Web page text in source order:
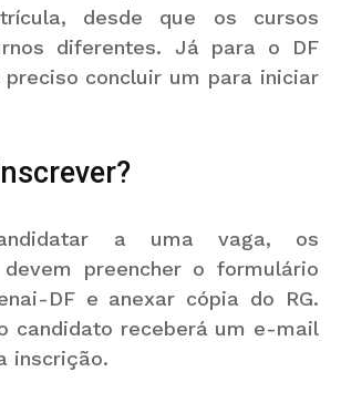
desde que os cursos
diferentes. Já para o DF
preciso concluir um para iniciar
a uma vaga, os
preencher o formulário
DF e anexar cópia do RG.
candidato receberá um e-mail
inscrição.